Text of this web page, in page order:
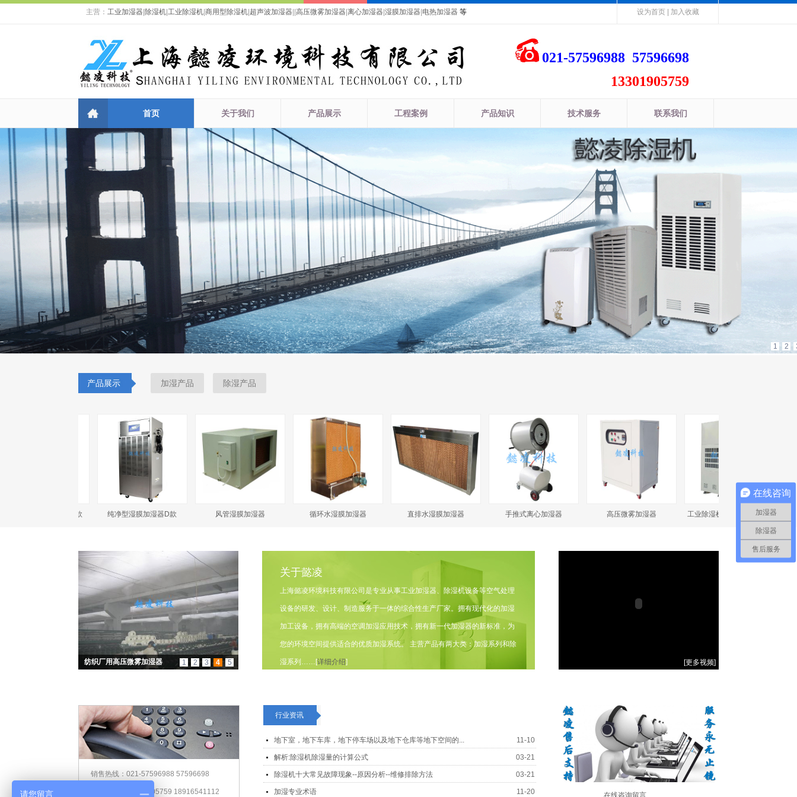
主营： 工业加湿器 除湿机 工业除湿机 商用型除湿机 超声波加湿器 高压微雾加湿器 离心加湿器 湿膜加湿器 电热加湿器 等 设为首页| 加入收藏
021-57596988 57596698
13301905759
首页 关于我们 产品展示 工程案例 产品知识 技术服务 联系我们
1 2
产品展示 加湿产品 除湿产品
纯净型湿膜加湿器D款 风管湿膜加湿器 循环水湿膜加湿器 直排水湿膜加湿器 手推式离心加湿器 高压微雾加湿器 工业除湿机YLGY-30S/40S
纺织厂用高压微雾加湿器 1 2 3 4 5
关于懿凌
上海懿凌环境科技有限公司是专业从事工业加湿器、除湿机设备等空气处理
设备的研发、设计、制造服务于一体的综合性生产厂家。拥有现代化的加湿
加工设备，拥有高端的空调加湿应用技术，拥有新一代加湿器的新标准，为
您的环境空间提供适合的优质加湿系统。 主营产品有两大类：加湿系列和除
湿系列……[详细介绍] [更多视频]
销售热线：021-57596988 57596698
咨询电话：13301905759 18916541112
行业资讯
地下室，地下车库，地下停车场以及地下仓库等地下空间的... 11-10
解析:除湿机除湿量的计算公式 03-21
除湿机十大常见故障现象--原因分析--维修排除方法 03-21
加湿专业术语 11-20 在线咨询留言
在线咨询
加湿器
除湿器
售后服务
请您留言